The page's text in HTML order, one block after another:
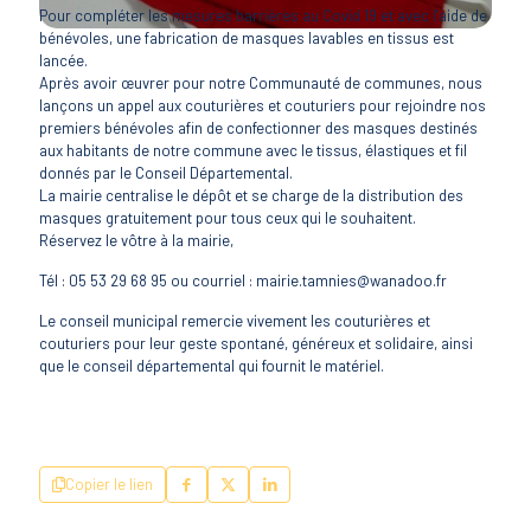
Pour compléter les mesures barrières au Covid 19 et avec l’aide de
bénévoles, une fabrication de masques lavables en tissus est
lancée.
Après avoir œuvrer pour notre Communauté de communes, nous
lançons un appel aux couturières et couturiers pour rejoindre nos
premiers bénévoles afin de confectionner des masques destinés
aux habitants de notre commune avec le tissus, élastiques et fil
donnés par le Conseil Départemental.
La mairie centralise le dépôt et se charge de la distribution des
masques gratuitement pour tous ceux qui le souhaitent.
Réservez le vôtre à la mairie,
Tél : 05 53 29 68 95 ou courriel : mairie.tamnies@wanadoo.fr
Le conseil municipal remercie vivement les couturières et
couturiers pour leur geste spontané, généreux et solidaire, ainsi
que le conseil départemental qui fournit le matériel.
Copier le lien